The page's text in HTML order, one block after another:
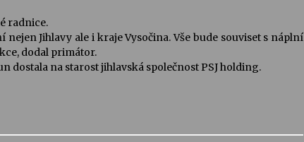
radnice.
Jihlavy ale i kraje Vysočina. Vše bude souviset s náplní
dodal primátor.
dostala na starost jihlavská společnost PSJ holding.